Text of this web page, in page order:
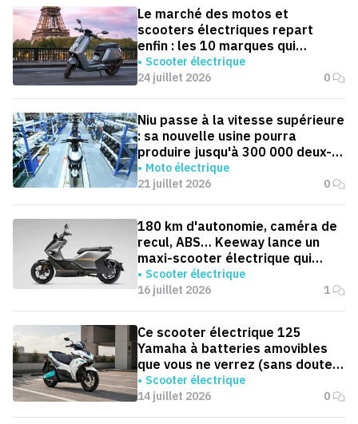
Le marché des motos et
scooters électriques repart
enfin : les 10 marques qui
dominent la France
Scooter électrique
24 juillet 2026
0
Niu passe à la vitesse supérieure
: sa nouvelle usine pourra
produire jusqu'à 300 000 deux-
roues électriques par an
Moto électrique
21 juillet 2026
0
180 km d'autonomie, caméra de
recul, ABS… Keeway lance un
maxi-scooter électrique qui
défie le BMW CE 04
Scooter électrique
16 juillet 2026
1
Ce scooter électrique 125
Yamaha à batteries amovibles
que vous ne verrez (sans doute)
jamais en Europe
Scooter électrique
14 juillet 2026
0